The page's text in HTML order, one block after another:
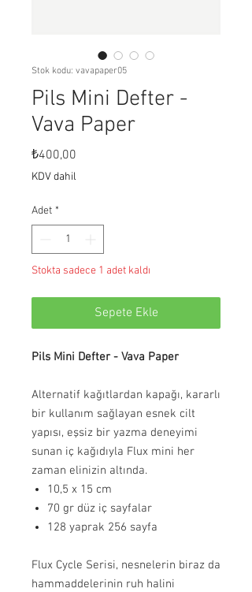
Stok kodu: vavapaper05
Pils Mini Defter -
Vava Paper
₺400,00
KDV dahil
Adet *
Stokta sadece 1 adet kaldı
Sepete Ekle
Pils Mini Defter - Vava Paper
Alternatif kağıtlardan kapağı, kararlı
bir kullanım sağlayan esnek cilt
yapısı, eşsiz bir yazma deneyimi
sunan iç kağıdıyla Flux mini her
zaman elinizin altında.
10,5 x 15 cm
70 gr düz iç sayfalar
128 yaprak 256 sayfa
Flux Cycle Serisi, nesnelerin biraz da
hammaddelerinin ruh halini